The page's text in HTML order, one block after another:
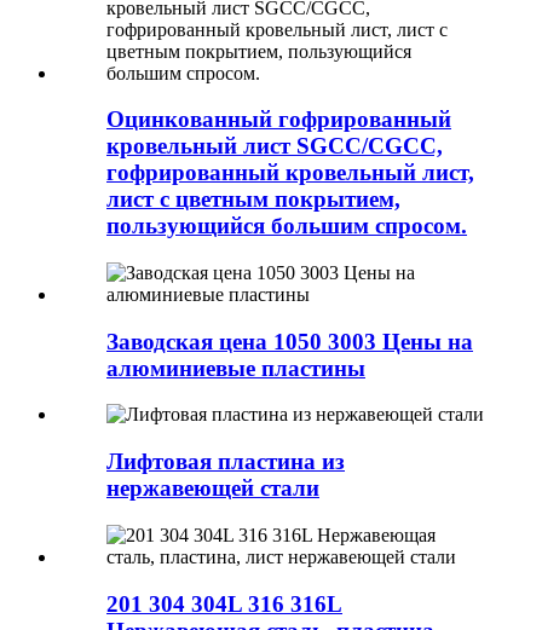
Оцинкованный гофрированный
кровельный лист SGCC/CGCC,
гофрированный кровельный лист,
лист с цветным покрытием,
пользующийся большим спросом.
Заводская цена 1050 3003 Цены на
алюминиевые пластины
Лифтовая пластина из
нержавеющей стали
201 304 304L 316 316L